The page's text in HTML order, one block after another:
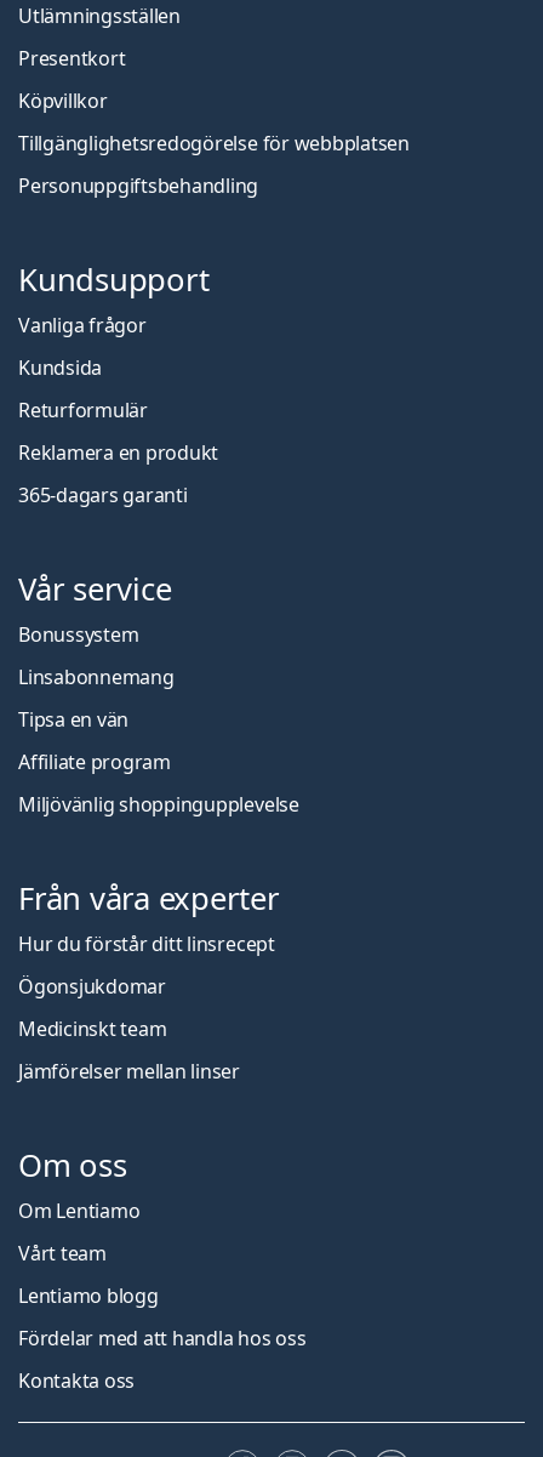
Utlämningsställen
Presentkort
Köpvillkor
Tillgänglighetsredogörelse för webbplatsen
Personuppgiftsbehandling
Kundsupport
Vanliga frågor
Kundsida
Returformulär
Reklamera en produkt
365-dagars garanti
Vår service
Bonussystem
Linsabonnemang
Tipsa en vän
Affiliate program
Miljövänlig shoppingupplevelse
Från våra experter
Hur du förstår ditt linsrecept
Ögonsjukdomar
Medicinskt team
Jämförelser mellan linser
Om oss
Om Lentiamo
Vårt team
Lentiamo blogg
Fördelar med att handla hos oss
Kontakta oss